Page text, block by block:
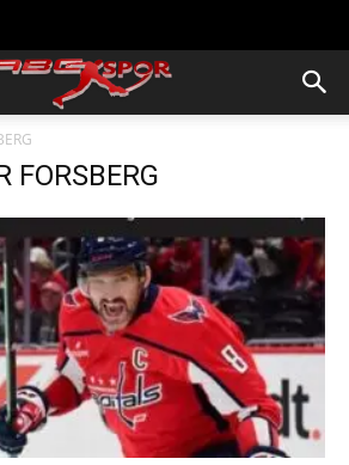
FORSBERG